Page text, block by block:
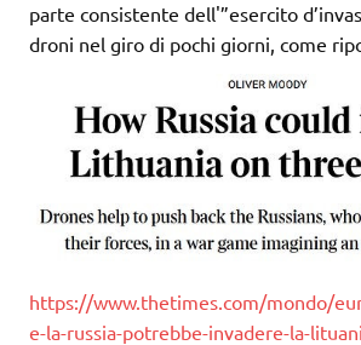
parte consistente dell'”esercito
droni nel giro di pochi giorni, come
https://www.thetimes.com/mondo/
e-la-russia-potrebbe-invadere-la-